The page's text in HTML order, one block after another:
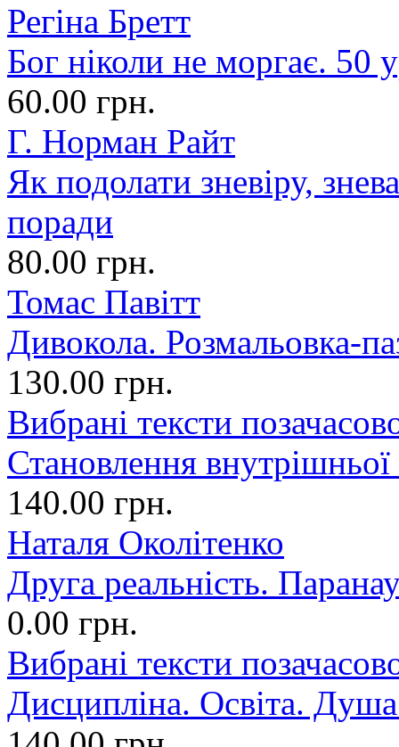
Регіна Бретт
Бог ніколи не моргає. 50
60.00 грн.
Г. Норман Райт
Як подолати зневіру,
поради
80.00 грн.
Томас Павітт
Дивокола. Розмальовка-
130.00 грн.
Вибрані тексти
Становлення
140.00 грн.
Наталя Околітенко
Друга реальність.
0.00 грн.
Вибрані тексти
Дисципліна. Освіта.